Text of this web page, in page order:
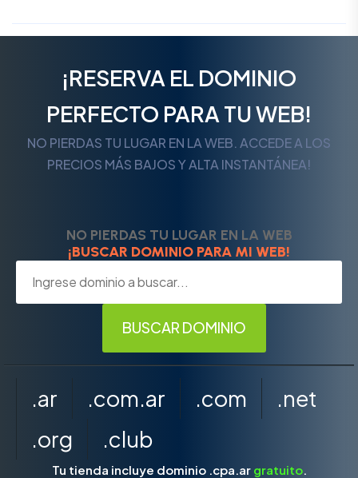
¡RESERVA EL DOMINIO
PERFECTO PARA TU WEB!
NO PIERDAS TU LUGAR EN LA WEB. ACCEDE A LOS
PRECIOS MÁS BAJOS Y ALTA INSTANTÁNEA!
NO PIERDAS TU LUGAR EN LA WEB
¡BUSCAR DOMINIO PARA MI WEB!
.ar .com.ar .com
.net
.org
.club
Tu tienda incluye dominio .cpa.ar gratuito.